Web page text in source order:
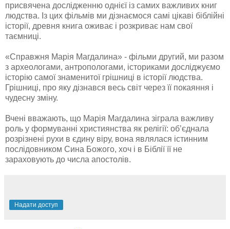
присвячена дослідженню однієї із самих важливих книг
людства. Із цих фільмів ми дізнаємося самі цікаві біблійні
історії, древня книга оживає і розкриває нам свої
таємниці.
«Справжня Марія Магдалина» - фільми другий, ми разом
з археологами, антропологами, істориками досліджуємо
історію самої знаменитої грішниці в історії людства.
Грішниці, про яку дізнався весь світ через її покаяння і
чудесну зміну.
Вчені вважають, що Марія Магдалина зіграла важливу
роль у формуванні християнства як релігії: об’єднала
розрізнені рухи в єдину віру, вона являлася істинним
послідовником Сина Божого, хоч і в Біблії її не
зараховують до числа апостолів.
Надати доступ